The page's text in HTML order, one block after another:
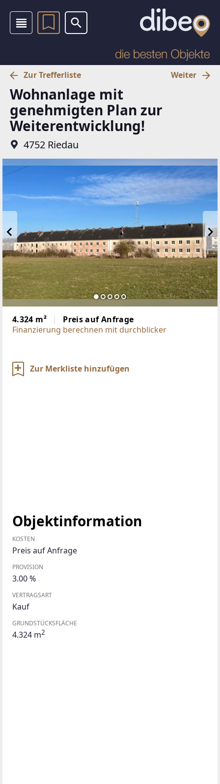
Zur Trefferliste Weiter
Wohnanlage mit
genehmigten Plan zur
Weiterentwicklung!
4752 Riedau
4.324 m²
Preis auf Anfrage
Finanzierung berechnen mit durchblicker
Zur Merkliste hinzufügen
Objektinformation
KOSTEN
Preis auf Anfrage
PROVISION
3.00 %
VERTRAGSART
Kauf
GRUNDSTÜCKSFLÄCHE
4.324 m2